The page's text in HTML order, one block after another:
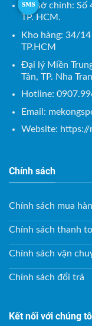
Trụ sở chính: Số
TP. HCM.
Kho hàng: 34/
TP.HCM
Đại lý Miền
Tân, TP. Nha
Hotline:
Email:
Website:
Chính sách
Chính sách mua
Chính sách thanh
Chính sách vận
Chính sách đổi trả
Kết nối với chúng